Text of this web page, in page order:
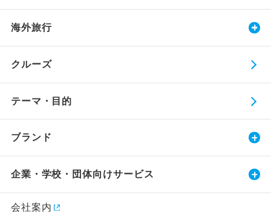
海外旅行
クルーズ
テーマ・目的
ブランド
企業・学校・団体向けサービス
会社案内